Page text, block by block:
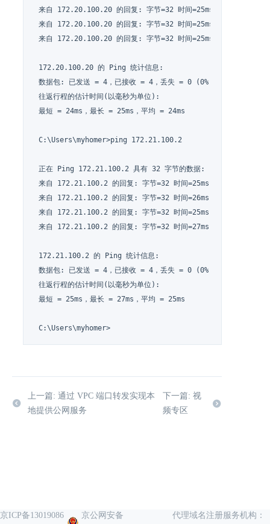
来自 172.20.100.20 的回复: 字节=32 时间=25ms TTL=62
来自 172.20.100.20 的回复: 字节=32 时间=25ms TTL=62
来自 172.20.100.20 的回复: 字节=32 时间=25ms TTL=62
172.20.100.20 的 Ping 统计信息:
数据包: 已发送 = 4，已接收 = 4，丢失 = 0 (0% 丢失)，
往返行程的估计时间(以毫秒为单位):
最短 = 24ms，最长 = 25ms，平均 = 24ms
C:\Users\myhomer>ping 172.21.100.2
正在 Ping 172.21.100.2 具有 32 字节的数据:
来自 172.21.100.2 的回复: 字节=32 时间=25ms TTL=61
来自 172.21.100.2 的回复: 字节=32 时间=26ms TTL=61
来自 172.21.100.2 的回复: 字节=32 时间=25ms TTL=61
来自 172.21.100.2 的回复: 字节=32 时间=27ms TTL=61
172.21.100.2 的 Ping 统计信息:
数据包: 已发送 = 4，已接收 = 4，丢失 = 0 (0% 丢失)，
往返行程的估计时间(以毫秒为单位):
最短 = 25ms，最长 = 27ms，平均 = 25ms
C:\Users\myhomer>
上一篇: 通过 VPC 端口转发实现本
地提供公网服务
下一篇: 视
频专区
京ICP备13019086 京公网安备 代理域名注册服务机构：